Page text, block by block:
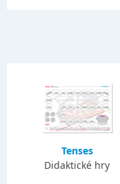
Tenses
Didaktické hry